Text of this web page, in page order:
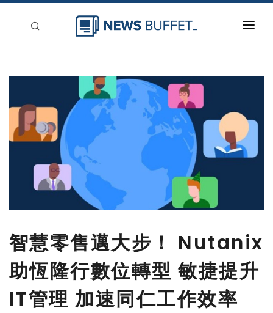
登入
刊登
智慧零售邁大步！ Nutanix
助恆隆行數位轉型 敏捷提升
IT管理 加速同仁工作效率